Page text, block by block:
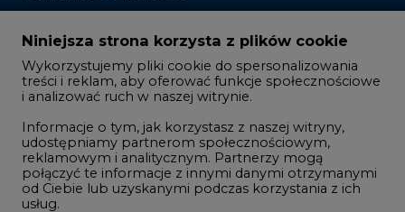
Zmiany kadrowe na rynku
Studio CIRE
Rozmowy o energetyce
Gospodarka
Geopolityka
LTE450
Niniejsza strona korzysta z plików cookie
Wykorzystujemy pliki cookie do spersonalizowania
treści i reklam, aby oferować funkcje społecznościowe
i analizować ruch w naszej witrynie.
Informacje o tym, jak korzystasz z naszej witryny,
udostępniamy partnerom społecznościowym,
reklamowym i analitycznym. Partnerzy mogą
połączyć te informacje z innymi danymi otrzymanymi
od Ciebie lub uzyskanymi podczas korzystania z ich
usług.